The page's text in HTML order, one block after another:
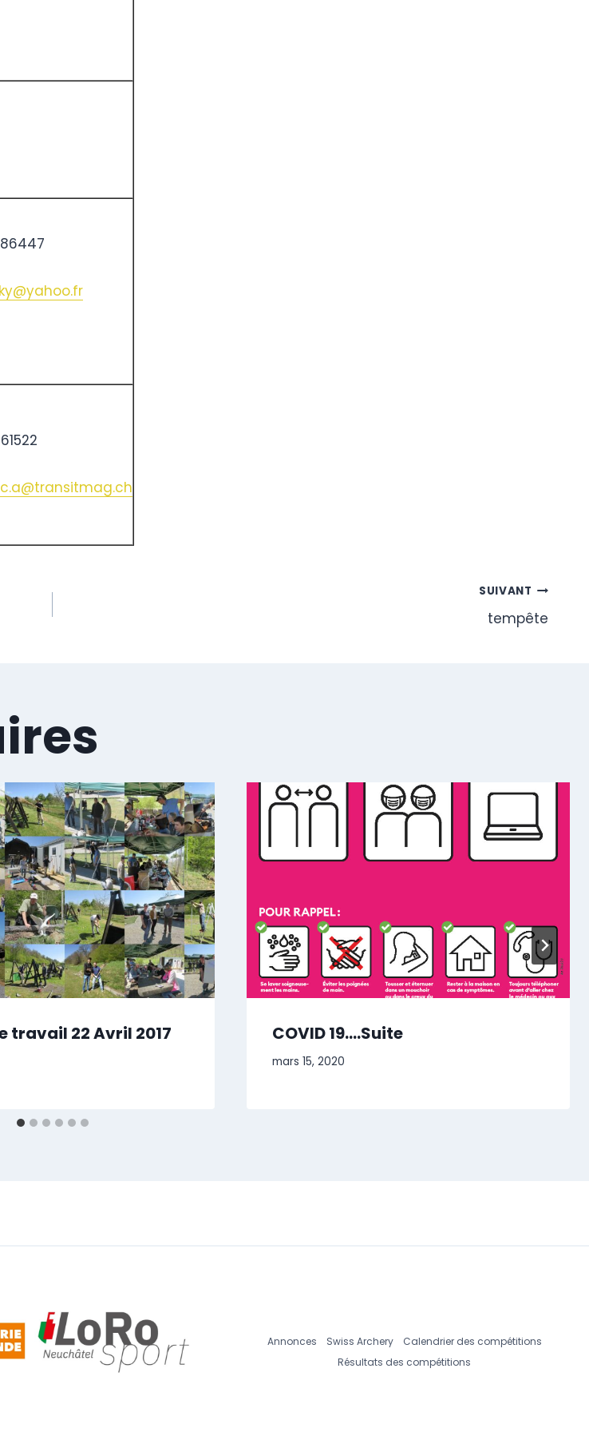
SUIVANT
tempête
travail 22 Avril 2017 COVID 19….Suite
mars 15, 2020
Annonces Swiss Archery
Calendrier des compétitions
Résultats des compétitions